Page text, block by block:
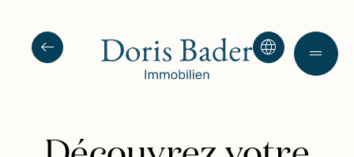
arrow_left_alt language drag_handle